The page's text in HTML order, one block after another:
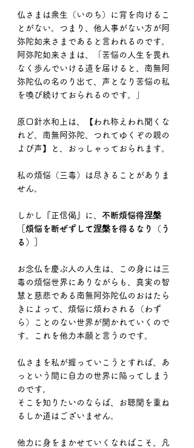
仏さまは衆生（いのち）に背を向けるこ
とがない。つまり、他人事がない方が阿
弥陀如来さまであると言われるのです。
阿弥陀如来さまは、「苦悩の人生を畏れ
なく歩んでいける道を届けると、南無阿
弥陀仏の名のり出て、声となり苦悩の私
を喚び続けておられるのです。」
原口針水和上は、【われ称えわれ聞くな
れど、南無阿弥陀、つれてゆくぞの親の
よび声】と、おっしゃっておられます。
私の煩悩（三毒）は尽きることがありま
せん。
しかし『正信偈』に、 不断煩悩得涅槃
［煩悩を断ぜずして涅槃を得るなり（う
る）］
お念仏を慶ぶ人の人生は、この身には三
毒の煩悩世界にありながらも、真実の智
慧と慈悲である南無阿弥陀仏のおはたら
きによって、煩悩に煩わされる（わず
ら）ことのない世界が開かれていくので
す。これを他力本願と言うのです。
仏さまを私が握っていこうとすれば、あ
っという間に自力の世界に陥ってしまう
のです。
そこを知りたいのならば、お聴聞を重ね
るしか道はございません。
他力に身をまかせていくなればこそ、凡